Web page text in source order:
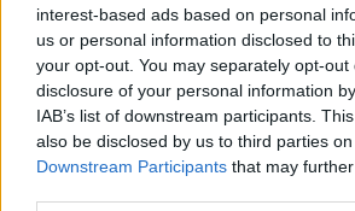
interest-based ads based on personal
us or personal information disclosed to
your opt-out. You may separately opt-
disclosure of your personal information
IAB’s list of downstream participants.
also be disclosed by us to third parties
Downstream Participants that may
na vlak „Cyklo Brdy“, a to v obou
s využitím těchto vlaků navštívit
pod Třemšínem, ale i poznávat okolní